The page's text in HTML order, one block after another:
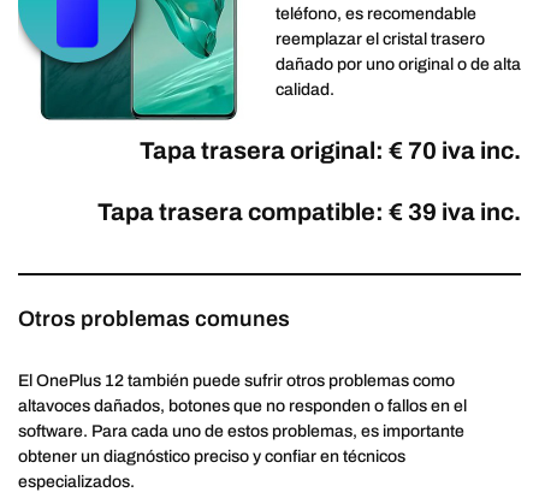
teléfono, es recomendable
reemplazar el cristal trasero
dañado por uno original o de alta
calidad.
Tapa trasera original: € 70 iva inc.
Tapa trasera compatible: € 39 iva inc.
Otros problemas comunes
El OnePlus 12 también puede sufrir otros problemas como
altavoces dañados, botones que no responden o fallos en el
software. Para cada uno de estos problemas, es importante
obtener un diagnóstico preciso y confiar en técnicos
especializados.